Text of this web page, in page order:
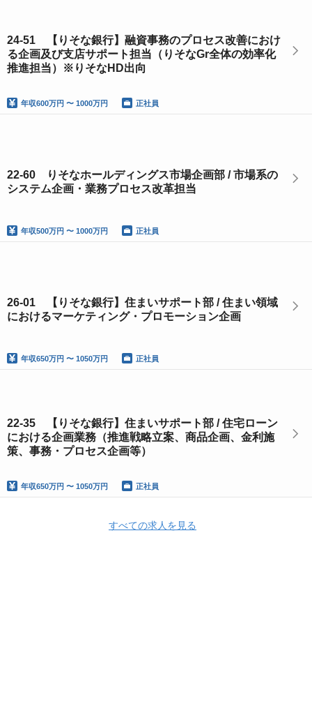
24-51 【りそな銀行】融資事務のプロセス改善におけ
る企画及び支店サポート担当（りそなGr全体の効率化
推進担当）※りそなHD出向
年収600万円 〜 1000万円 正社員
22-60 りそなホールディングス市場企画部 / 市場系の
システム企画・業務プロセス改革担当
年収500万円 〜 1000万円 正社員
26‐01 【りそな銀行】住まいサポート部 / 住まい領域
におけるマーケティング・プロモーション企画
年収650万円 〜 1050万円 正社員
22-35 【りそな銀行】住まいサポート部 / 住宅ローン
における企画業務（推進戦略立案、商品企画、金利施
策、事務・プロセス企画等）
年収650万円 〜 1050万円 正社員
すべての求人を見る